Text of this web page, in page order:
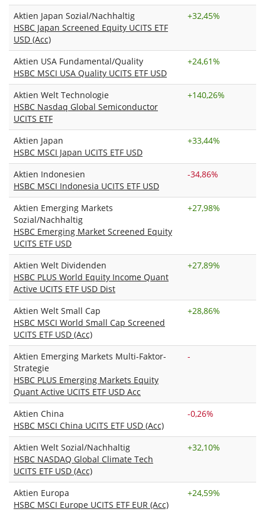
Aktien Japan Sozial/Nachhaltig
HSBC Japan Screened Equity UCITS ETF
USD (Acc)
+32,45%
Aktien USA Fundamental/Quality
HSBC MSCI USA Quality UCITS ETF USD
+24,61%
Aktien Welt Technologie
HSBC Nasdaq Global Semiconductor
UCITS ETF
+140,26%
Aktien Japan
HSBC MSCI Japan UCITS ETF USD
+33,44%
Aktien Indonesien
HSBC MSCI Indonesia UCITS ETF USD
-34,86%
Aktien Emerging Markets
Sozial/Nachhaltig
HSBC Emerging Market Screened Equity
UCITS ETF USD
+27,98%
Aktien Welt Dividenden
HSBC PLUS World Equity Income Quant
Active UCITS ETF USD Dist
+27,89%
Aktien Welt Small Cap
HSBC MSCI World Small Cap Screened
UCITS ETF USD (Acc)
+28,86%
Aktien Emerging Markets Multi-Faktor-
Strategie
HSBC PLUS Emerging Markets Equity
Quant Active UCITS ETF USD Acc
-
Aktien China
HSBC MSCI China UCITS ETF USD (Acc)
-0,26%
Aktien Welt Sozial/Nachhaltig
HSBC NASDAQ Global Climate Tech
UCITS ETF USD (Acc)
+32,10%
Aktien Europa
HSBC MSCI Europe UCITS ETF EUR (Acc)
+24,59%